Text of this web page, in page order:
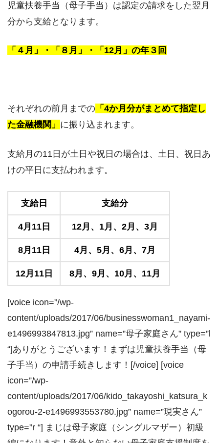
児童扶養手当（母子手当）は認定の請求をした翌月
分から支給となります。
「４月」・「８月」・「12月」の年３回
それぞれの前月までの 「4か月分がまとめて指定し
た金融機関」 に振り込まれます。
支給月の11日が土日や祝日の場合は、土日、祝日あ
けの平日に支払われます。
支給日 支給分
4月11日 12月、1月、2月、3月
8月11日 4月、5月、6月、7月
12月11日 8月、9月、10月、11月
[voice icon=”/wp-
content/uploads/2017/06/businesswoman1_nayami-
e1496993847813.jpg” name=”母子家庭さん” type=”l
“]ありがとうございます！まずは児童扶養手当（母
子手当）の申請手続きします！[/voice] [voice
icon=”/wp-
content/uploads/2017/06/kido_takayoshi_katsura_k
ogorou-2-e1496993553780.jpg” name=”現実さん”
type=”r “] まじは母子家庭（シングルマザー）初級